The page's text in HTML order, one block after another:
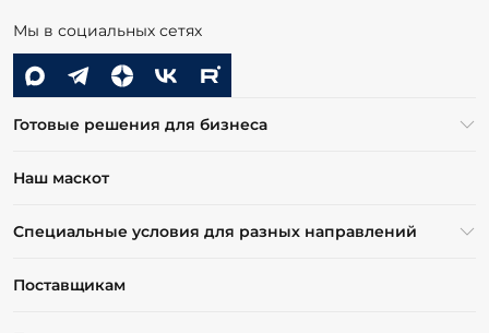
Мы в социальных сетях
Готовые решения для бизнеса
Наш маскот
Специальные условия для разных направлений
Поставщикам